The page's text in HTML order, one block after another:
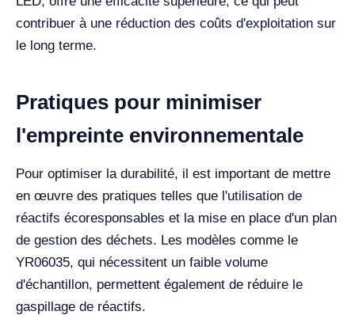
contribuer à une réduction des coûts d'exploitation sur
le long terme.
Pratiques pour minimiser
l'empreinte environnementale
Pour optimiser la durabilité, il est important de mettre
en œuvre des pratiques telles que l'utilisation de
réactifs écoresponsables et la mise en place d'un plan
de gestion des déchets. Les modèles comme le
YR06035, qui nécessitent un faible volume
d'échantillon, permettent également de réduire le
gaspillage de réactifs.